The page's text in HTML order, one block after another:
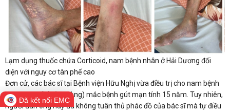
Lạm dụng thuốc chứa Corticoid, nam bệnh nhân ở Hải Dương đối
diện với nguy cơ tàn phế cao
Đơn cử, các bác sĩ tại Bệnh viện Hữu Nghị vừa điều trị cho nam bệnh
nhân 77 tuổi (Hải Phòng) mắc bệnh gút mạn tính 15 năm. Tuy nhiên,
người đàn ông này đã không tuân thủ phác đồ của bác sĩ mà tự điều
Đã kết nối EMC